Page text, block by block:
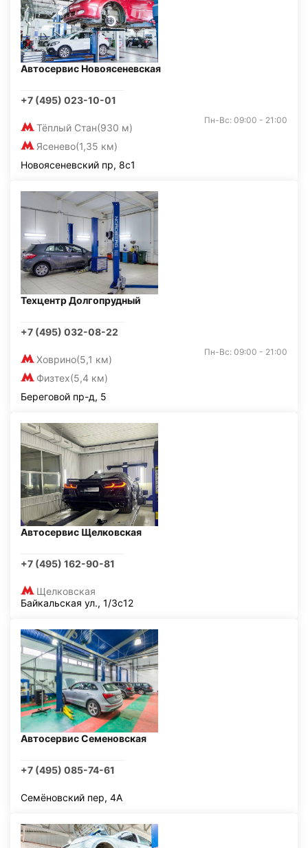
Автосервис Новоясеневская
+7 (495) 023-10-01
Тёплый Стан(930 м)
Ясенево(1,35 км)
Пн-Вс: 09:00 - 21:00
Новоясеневский пр, 8с1
Техцентр Долгопрудный
+7 (495) 032-08-22
Ховрино(5,1 км)
Физтех(5,4 км)
Пн-Вс: 09:00 - 21:00
Береговой пр-д, 5
Автосервис Щелковская
+7 (495) 162-90-81
Щелковская
Байкальская ул., 1/3с12
Автосервис Семеновская
+7 (495) 085-74-61
Семёновский пер, 4А